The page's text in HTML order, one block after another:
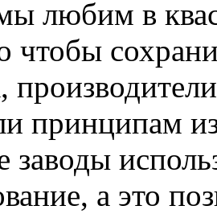
любим в
чтобы
принципам
заводы
а это